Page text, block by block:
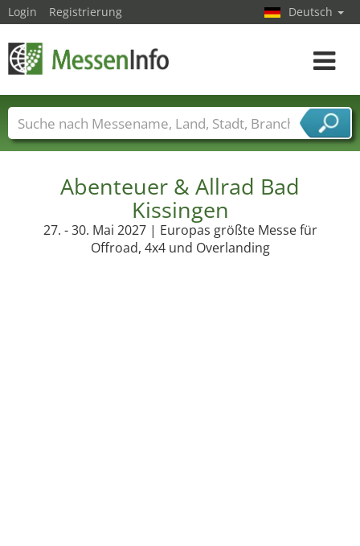
Abenteuer & Allrad Bad
Kissingen
27. - 30. Mai 2027 | Europas größte Messe für
Offroad, 4x4 und Overlanding
Login Registrierung Deutsch
Toggle
Messenamen Länder Städte
Branchen